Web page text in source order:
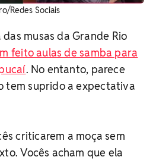
Redes Sociais
musas da Grande Rio
feito aulas de samba para
. No entanto, parece
tem suprido a expectativa
criticarem a moça sem
Vocês acham que ela